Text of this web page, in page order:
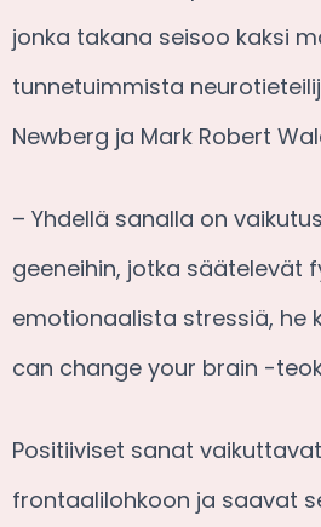
jonka takana seisoo kaksi
tunnetuimmista
Newberg ja Mark Robert
– Yhdellä sanalla on
geeneihin, jotka säätelevät
emotionaalista stressiä, he
can change your brain -
Positiiviset sanat
frontaalilohkoon ja saavat